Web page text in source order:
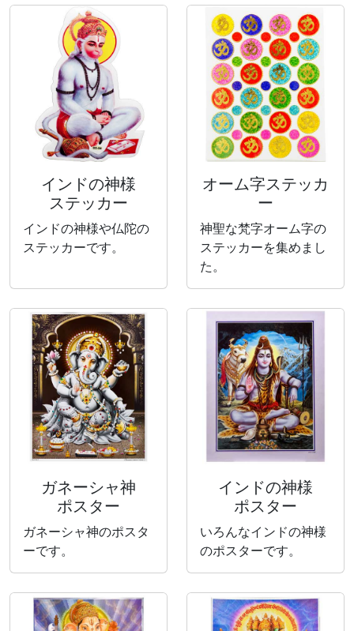
インドの神様
ステッカー
インドの神様や仏陀の
ステッカーです。
オーム字ステッカ
ー
神聖な梵字オーム字の
ステッカーを集めまし
た。
ガネーシャ神
ポスター
ガネーシャ神のポスタ
ーです。
インドの神様
ポスター
いろんなインドの神様
のポスターです。